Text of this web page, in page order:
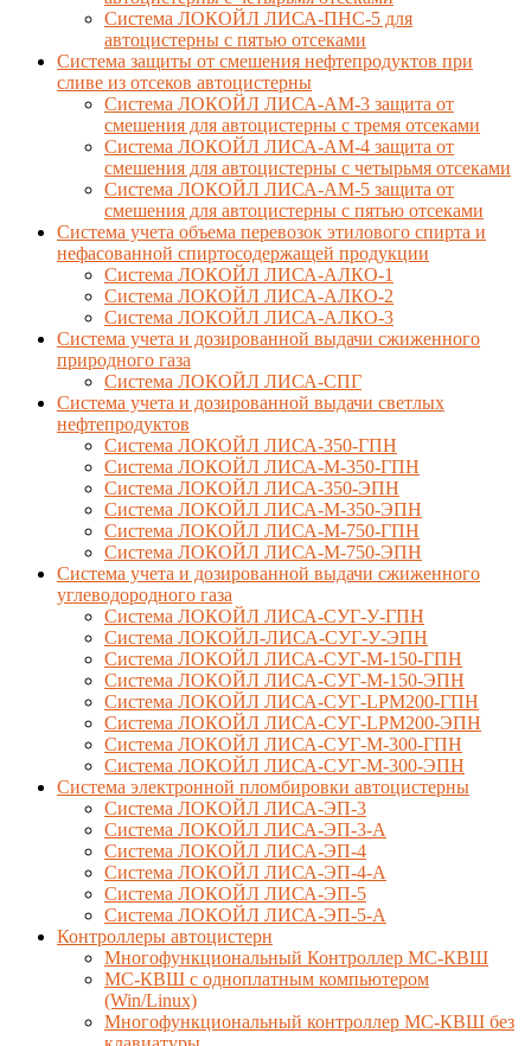
Система ЛОКОЙЛ ЛИСА-ПНС-5 для
автоцистерны с пятью отсеками
Система защиты от смешения нефтепродуктов при
сливе из отсеков автоцистерны
Система ЛОКОЙЛ ЛИСА-AM-3 защита от
смешения для автоцистерны с тремя отсеками
Система ЛОКОЙЛ ЛИСА-AM-4 защита от
смешения для автоцистерны с четырьмя отсеками
Система ЛОКОЙЛ ЛИСА-AM-5 защита от
смешения для автоцистерны с пятью отсеками
Система учета объема перевозок этилового спирта и
нефасованной спиртосодержащей продукции
Система ЛОКОЙЛ ЛИСА-AЛКО-1
Система ЛОКОЙЛ ЛИСА-АЛКО-2
Система ЛОКОЙЛ ЛИСА-АЛКО-3
Система учета и дозированной выдачи сжиженного
природного газа
Система ЛОКОЙЛ ЛИСА-СПГ
Система учета и дозированной выдачи светлых
нефтепродуктов
Система ЛОКОЙЛ ЛИСА-350-ГПН
Система ЛОКОЙЛ ЛИСА-М-350-ГПН
Система ЛОКОЙЛ ЛИСА-350-ЭПН
Система ЛОКОЙЛ ЛИСА-М-350-ЭПН
Система ЛОКОЙЛ ЛИСА-М-750-ГПН
Система ЛОКОЙЛ ЛИСА-М-750-ЭПН
Система учета и дозированной выдачи сжиженного
углеводородного газа
Система ЛОКОЙЛ ЛИСА-СУГ-У-ГПН
Система ЛОКОЙЛ-ЛИСА-СУГ-У-ЭПН
Система ЛОКОЙЛ ЛИСА-СУГ-М-150-ГПН
Система ЛОКОЙЛ ЛИСА-СУГ-М-150-ЭПН
Система ЛОКОЙЛ ЛИСА-СУГ-LPM200-ГПН
Система ЛОКОЙЛ ЛИСА-СУГ-LPM200-ЭПН
Система ЛОКОЙЛ ЛИСА-СУГ-М-300-ГПН
Система ЛОКОЙЛ ЛИСА-СУГ-М-300-ЭПН
Система электронной пломбировки автоцистерны
Система ЛОКОЙЛ ЛИСА-ЭП-3
Система ЛОКОЙЛ ЛИСА-ЭП-3-А
Система ЛОКОЙЛ ЛИСА-ЭП-4
Система ЛОКОЙЛ ЛИСА-ЭП-4-А
Система ЛОКОЙЛ ЛИСА-ЭП-5
Система ЛОКОЙЛ ЛИСА-ЭП-5-А
Контроллеры автоцистерн
Многофункциональный Контроллер МС-КВШ
МС-КВШ с одноплатным компьютером
(Win/Linux)
Многофункциональный контроллер МС-КВШ без